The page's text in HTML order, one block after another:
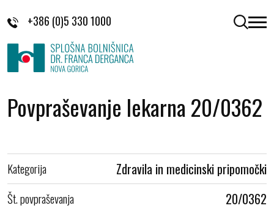
+386 (0)5 330 1000 odpri
Povpraševanje lekarna 20/0362
Kategorija Zdravila in medicinski pripomočki
Št. povpraševanja 20/0362